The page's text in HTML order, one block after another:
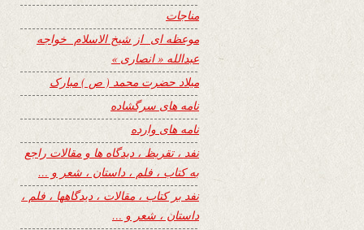
مناجات
موعظه ای از شیخ الاسلام خواجه
عبدالله « انصاری »
میلاد حضرت محمد ( ص ) مبارک
نامه های سرگشاده
نامه های وارده
نفد ، تقریظ ، دیدگاه ها و مقالات راجع
به کتاب ، فلم ، داستان ، شعر و …
نفد بر کتاب ، مقالات ، دیدگاهها ، فلم ،
داستان ، شعر و …